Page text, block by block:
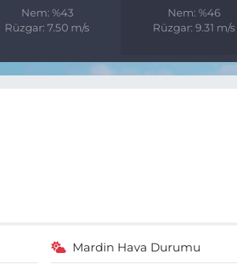
Nem: %43
Rüzgar: 7.50 m/s
Nem: %46
Rüzgar: 9.31 m/s
Mardin Hava Durumu